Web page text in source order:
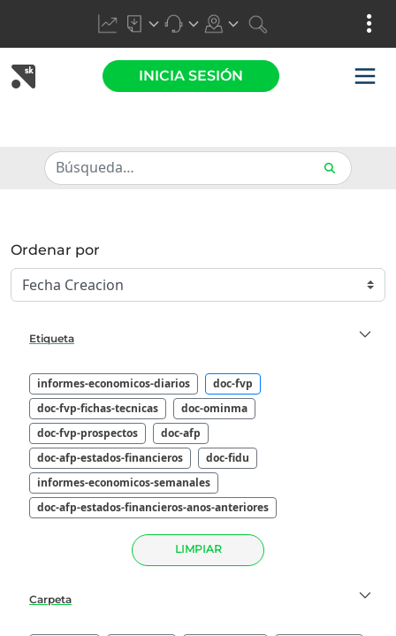
INICIA SESIÓN
Ordenar por
Etiqueta
informes-economicos-diarios
doc-fvp
doc-fvp-fichas-tecnicas
doc-ominma
doc-fvp-prospectos
doc-afp
doc-afp-estados-financieros
doc-fidu
informes-economicos-semanales
doc-afp-estados-financieros-anos-anteriores
LIMPIAR
Carpeta